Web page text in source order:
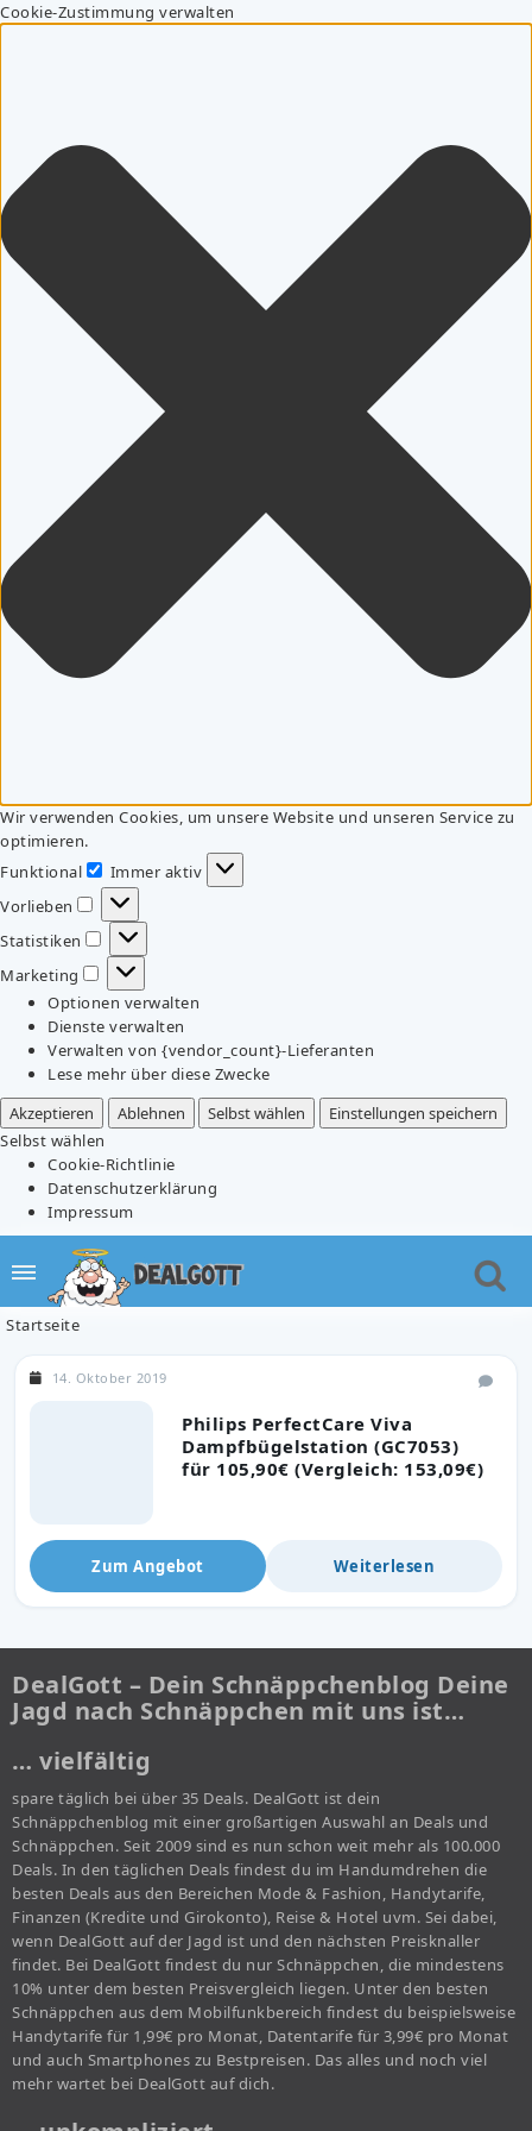
Cookie-Zustimmung verwalten
Wir verwenden Cookies, um unsere Website und unseren Service zu
optimieren.
Funktional
Funktional
Immer aktiv
Vorlieben
Vorlieben
Statistiken
Statistiken
Marketing
Marketing
Optionen verwalten
Dienste verwalten
Verwalten von {vendor_count}-Lieferanten
Lese mehr über diese Zwecke
Akzeptieren
Ablehnen Selbst wählen
Einstellungen speichern
Selbst wählen
Cookie-Richtlinie
Datenschutzerklärung
Impressum
Startseite
Philips PerfectCare Viva
Dampfbügelstation (GC7053)
für 105,90€ (Vergleich: 153,09€)
14. Oktober 2019
Zum Angebot Weiterlesen
DealGott – Dein Schnäppchenblog Deine
Jagd nach Schnäppchen mit uns ist…
… vielfältig
spare täglich bei über 35 Deals. DealGott ist dein
Schnäppchenblog mit einer großartigen Auswahl an Deals und
Schnäppchen. Seit 2009 sind es nun schon weit mehr als 100.000
Deals. In den täglichen Deals findest du im Handumdrehen die
besten Deals aus den Bereichen Mode & Fashion, Handytarife,
Finanzen (Kredite und Girokonto), Reise & Hotel uvm. Sei dabei,
wenn DealGott auf der Jagd ist und den nächsten Preisknaller
findet. Bei DealGott findest du nur Schnäppchen, die mindestens
10% unter dem besten Preisvergleich liegen. Unter den besten
Schnäppchen aus dem Mobilfunkbereich findest du beispielsweise
Handytarife für 1,99€ pro Monat, Datentarife für 3,99€ pro Monat
und auch Smartphones zu Bestpreisen. Das alles und noch viel
mehr wartet bei DealGott auf dich.